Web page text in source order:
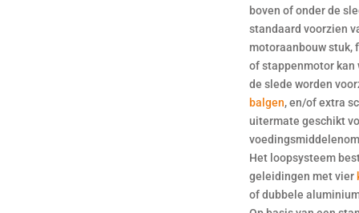
boven of onder de
standaard voorzien
motoraanbouw stuk,
of stappenmotor kan
de slede worden
balgen, en/of extra
uitermate geschikt
Het loopsysteem
geleidingen met vier
of dubbele